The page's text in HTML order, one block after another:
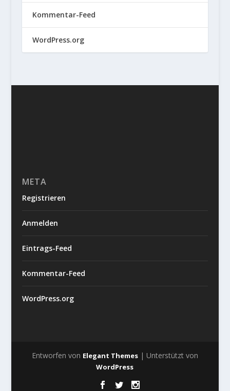
Kommentar-Feed
WordPress.org
META
Registrieren
Anmelden
Eintrags-Feed
Kommentar-Feed
WordPress.org
Entworfen von Elegant Themes| Unterstützt von
WordPress